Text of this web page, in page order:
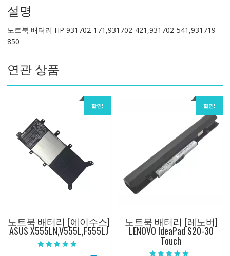
421,931702-
541,931719-
850
수
설명
노트북 배터리 HP 931702-171,931702-421,931702-541,931719-
850
연관 상품
할인!
노트북 배터리 [에이수스]
ASUS X555LN,V555L,F555LJ
할인!
노트북 배터리 [레노버]
LENOVO IdeaPad S20-30
Touch